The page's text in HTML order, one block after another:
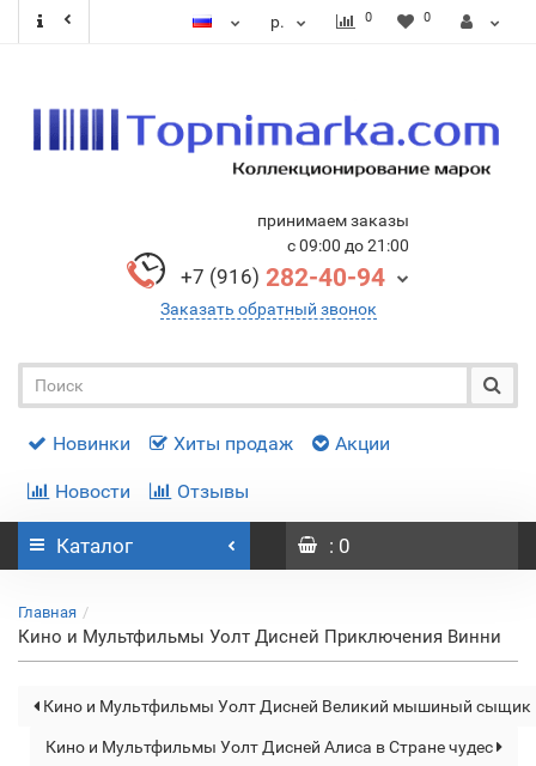
р. 0 0
принимаем заказы
с 09:00 до 21:00
+7 (916) 282-40-94
Заказать обратный звонок
Новинки Хиты продаж Акции
Новости Отзывы
Каталог : 0
Главная
Кино и Мультфильмы Уолт Дисней Приключения Винни
Кино и Мультфильмы Уолт Дисней Великий мышиный сыщик
Кино и Мультфильмы Уолт Дисней Алиса в Стране чудес